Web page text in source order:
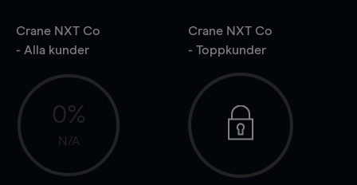
Crane NXT Co
- Alla kunder
0%
N/A
Crane NXT Co
- Toppkunder